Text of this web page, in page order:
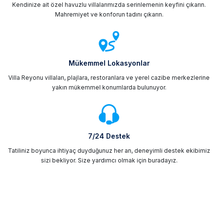
Kendinize ait özel havuzlu villalarımızda serinlemenin keyfini çıkarın.
Mahremiyet ve konforun tadını çıkarın.
Mükemmel Lokasyonlar
Villa Reyonu villaları, plajlara, restoranlara ve yerel cazibe merkezlerine
yakın mükemmel konumlarda bulunuyor.
7/24 Destek
Tatiliniz boyunca ihtiyaç duyduğunuz her an, deneyimli destek ekibimiz
sizi bekliyor. Size yardımcı olmak için buradayız.